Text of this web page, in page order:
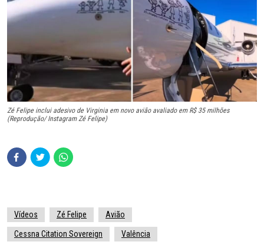
Zé Felipe inclui adesivo de Virginia em novo avião avaliado em R$ 35 milhões
(Reprodução/ Instagram Zé Felipe)
Vídeos Zé Felipe Avião
Cessna Citation Sovereign Valência